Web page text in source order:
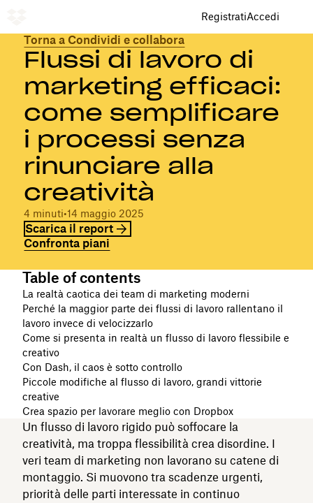
RegistratiAccedi
Torna a Condividi e collabora
Flussi di lavoro di
marketing efficaci:
come semplificare
i processi senza
rinunciare alla
creatività
4 minuti•14 maggio 2025
Scarica il report
Confronta piani
Table of contents
La realtà caotica dei team di marketing moderni
Perché la maggior parte dei flussi di lavoro rallentano il
lavoro invece di velocizzarlo
Come si presenta in realtà un flusso di lavoro flessibile e
creativo
Con Dash, il caos è sotto controllo
Piccole modifiche al flusso di lavoro, grandi vittorie
creative
Crea spazio per lavorare meglio con Dropbox
Un flusso di lavoro rigido può soffocare la
creatività, ma troppa flessibilità crea disordine. I
veri team di marketing non lavorano su catene di
montaggio. Si muovono tra scadenze urgenti,
priorità delle parti interessate in continuo